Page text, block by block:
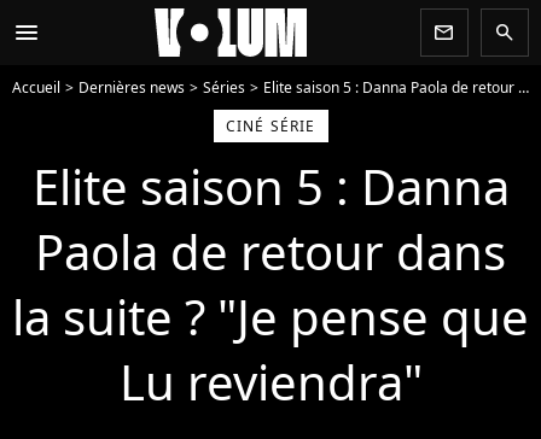
menu newsletter search
Accueil Dernières news Séries
Elite saison 5 : Danna Paola de retour dans la suite ? "Je pense que Lu reviendra"
CINÉ SÉRIE
Elite saison 5 : Danna
Paola de retour dans
la suite ? "Je pense que
Lu reviendra"